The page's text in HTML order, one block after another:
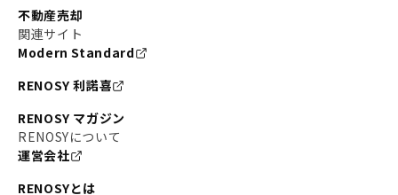
不動産売却
関連サイト
Modern Standard
RENOSY 利諾喜
RENOSY マガジン
RENOSYについて
運営会社
RENOSYとは